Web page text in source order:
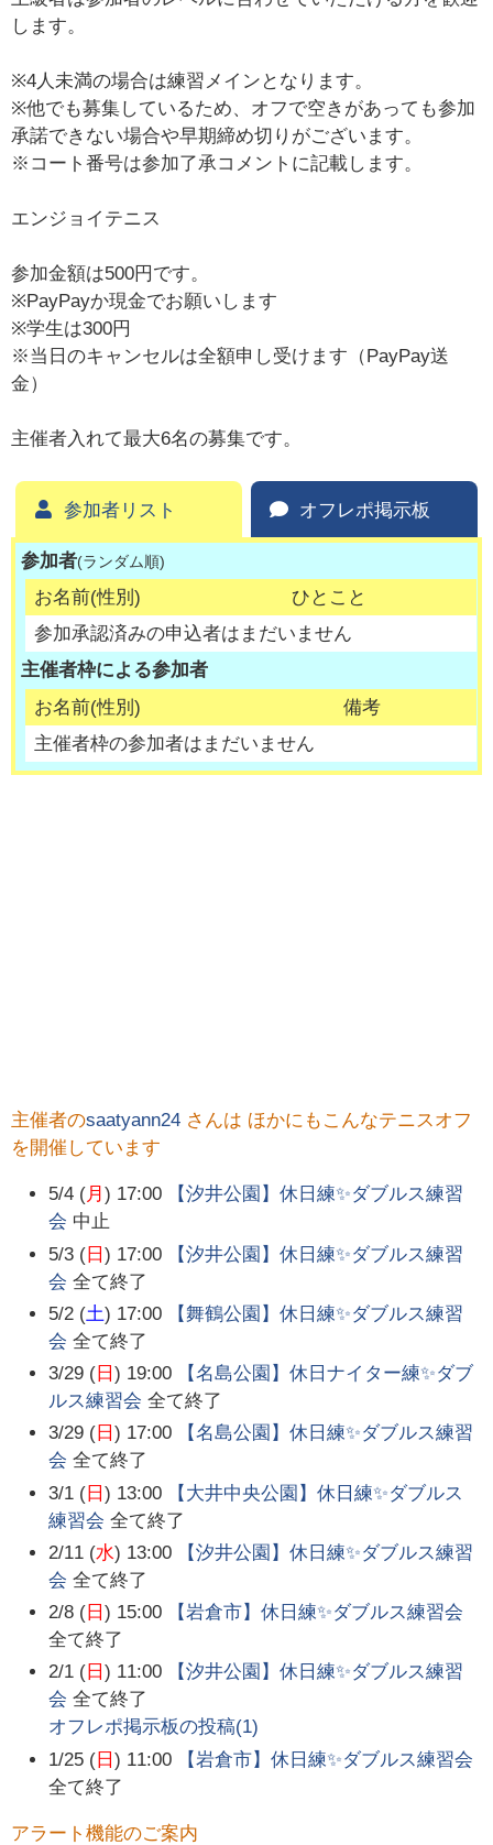
します。
※4人未満の場合は練習メインとなります。
※他でも募集しているため、オフで空きがあっても参加
承諾できない場合や早期締め切りがございます。
※コート番号は参加了承コメントに記載します。
エンジョイテニス
参加金額は500円です。
※PayPayか現金でお願いします
※学生は300円
※当日のキャンセルは全額申し受けます（PayPay送
金）
主催者入れて最大6名の募集です。
参加者リスト オフレポ掲示板
参加者(ランダム順)
お名前(性別)
ひとこと
参加承認済みの申込者はまだいません
主催者枠による参加者
お名前(性別)
備考
主催者枠の参加者はまだいません
主催者のsaatyann24 さんは ほかにもこんなテニスオフ
を開催しています
5/4 (月) 17:00
【汐井公園】休日練✨ダブルス練習
会 中止
5/3 ( 日) 17:00
【汐井公園】休日練✨ダブルス練習
会 全て終了
5/2 (土) 17:00
【舞鶴公園】休日練✨ダブルス練習
会 全て終了
3/29 ( 日) 19:00
【名島公園】休日ナイター練✨ダブ
ルス練習会 全て終了
3/29 ( 日) 17:00
【名島公園】休日練✨ダブルス練習
会 全て終了
3/1 ( 日) 13:00
【大井中央公園】休日練✨ダブルス
練習会 全て終了
2/11 (水) 13:00
【汐井公園】休日練✨ダブルス練習
会 全て終了
2/8 ( 日) 15:00
【岩倉市】休日練✨ダブルス練習会
全て終了
2/1 ( 日) 11:00
【汐井公園】休日練✨ダブルス練習
会 全て終了
オフレポ掲示板の投稿(1)
1/25 ( 日) 11:00
【岩倉市】休日練✨ダブルス練習会
全て終了
アラート機能のご案内